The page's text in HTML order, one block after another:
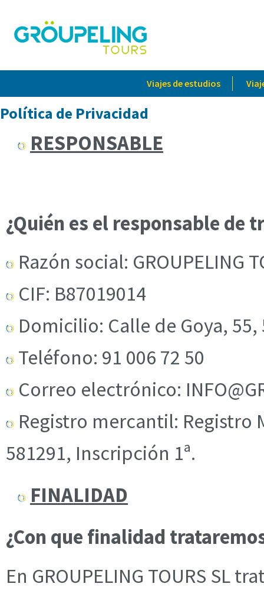
Viajes de estudios
Política de Privacidad
RESPONSABLE
¿Quién es el responsable de
Razón social: GROUPELING
CIF: B87019014
Domicilio: Calle de Goya,
Teléfono: 91 006 72 50
Correo electrónico:
Registro mercantil: Registro
581291, Inscripción 1ª.
FINALIDAD
¿Con que finalidad
En GROUPELING TOURS SL